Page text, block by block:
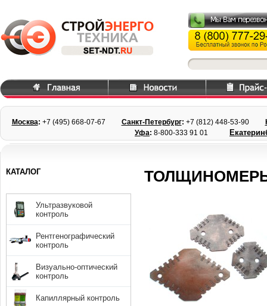
Москва: +7 (495) 668-07-67 Санкт-Петербург: +7 (812) 448-53-90
Уфа: 8-800-333 91 01
КАТАЛОГ
Ультразвуковой
контроль
Рентгенографический
контроль
Визуально-оптический
контроль
Капиллярный контроль